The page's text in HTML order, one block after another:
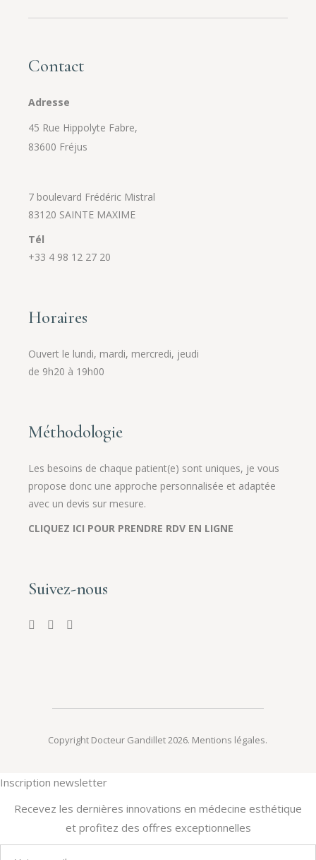
Contact
Adresse
45 Rue Hippolyte Fabre,
83600 Fréjus
7 boulevard Frédéric Mistral
83120 SAINTE MAXIME
Tél
+33 4 98 12 27 20
Horaires
Ouvert le lundi, mardi, mercredi, jeudi
de 9h20 à 19h00
Méthodologie
Les besoins de chaque patient(e) sont uniques, je vous
propose donc une approche personnalisée et adaptée
avec un devis sur mesure.
CLIQUEZ ICI POUR PRENDRE RDV EN LIGNE
Suivez-nous
Copyright Docteur Gandillet 2026. Mentions légales.
Inscription newsletter
Recevez les dernières innovations en médecine esthétique
et profitez des offres exceptionnelles